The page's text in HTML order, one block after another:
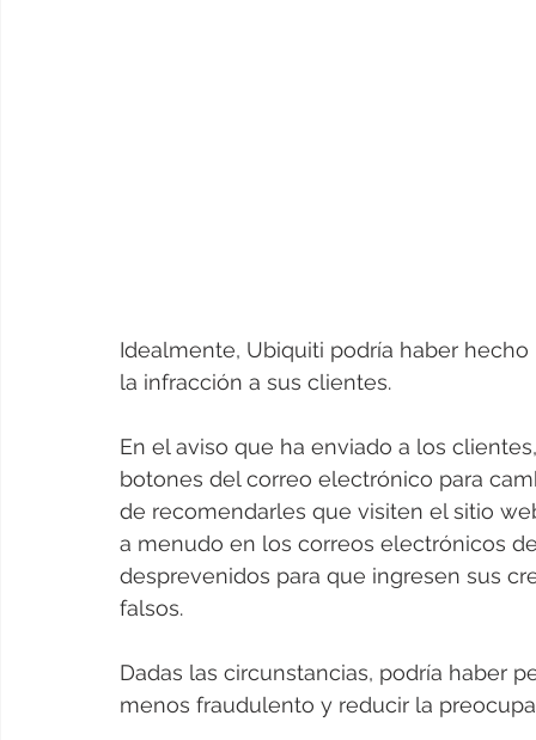
Idealmente, Ubiquiti podría haber
la infracción a sus clientes.
En el aviso que ha enviado a los
botones del correo electrónico para
de recomendarles que visiten el sitio
a menudo en los correos electrónicos
desprevenidos para que ingresen sus
falsos.
Dadas las circunstancias, podría haber
menos fraudulento y reducir la